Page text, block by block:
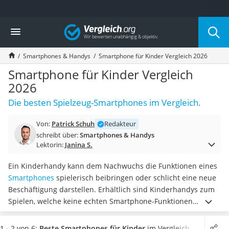
Die beliebtesten Vergleiche nach Kategorie
Elektronik
Powerstation
Monitor 32 Zoll 4K
Fernseher
Drucker
Desktop-PC
Monitor
Laser-Multifunktionsdrucker
Powerline-Adapter
Powerstation mit Solarpanel
Gaming-PC
Soundbar
17-Zoll-Laptop
Satellitenschüssel
Gaming-Headset
Vergleich
Smartphones & Handys Smartphone für Kinder Vergleich 2026
Smartphone für Kinder Vergleich
2026
Die besten Spielzeug-Smartphones im Vergleich.
Von: Patrick Schuh
Redakteur
schreibt über:Smartphones & Handys
Lektorin: Janina S.
Ein Kinderhandy kann dem Nachwuchs die Funktionen eines
Smartphones spielerisch beibringen oder schlicht eine neue
Beschäftigung darstellen. Erhältlich sind Kinderhandys zum
Spielen, welche keine echten Smartphone-Funktionen
besitzen.Laut Kinder-Smartphone-Tests sind einige Geräte
aber auch mobilfunkfähigund können mit 2G-Simkarte